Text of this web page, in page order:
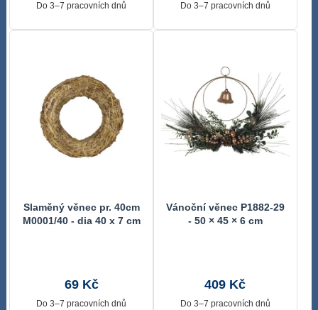
Do 3–7 pracovních dnů Do 3–7 pracovních dnů
Slaměný věnec pr. 40cm
M0001/40 - dia 40 x 7 cm
69 Kč
Do 3–7 pracovních dnů
Vánoční věnec P1882-29
- 50 × 45 × 6 cm
409 Kč
Do 3–7 pracovních dnů